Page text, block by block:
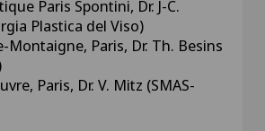
Paris Spontini, Dr. J-C.
Plastica del Viso)
Montaigne, Paris, Dr. Th. Besins
Paris, Dr. V. Mitz (SMAS-